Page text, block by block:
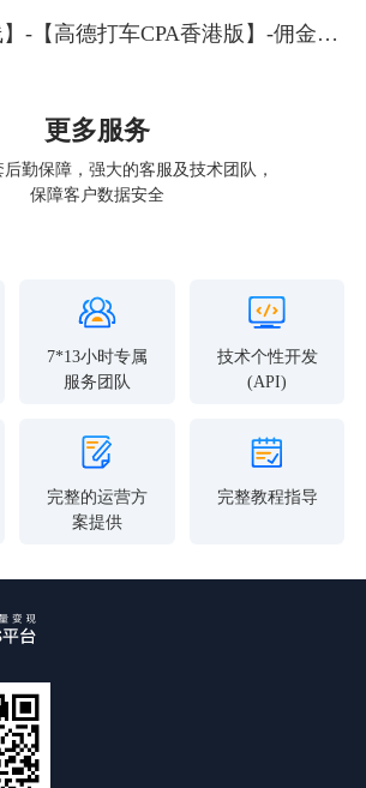
】-【高德打车CPA香港版】-佣金8
更多服务
勤保障，强大的客服及技术团队，
保障客户数据安全
7*13小时专属
服务团队
技术个性开发
(API)
完整的运营方
案提供
完整教程指导